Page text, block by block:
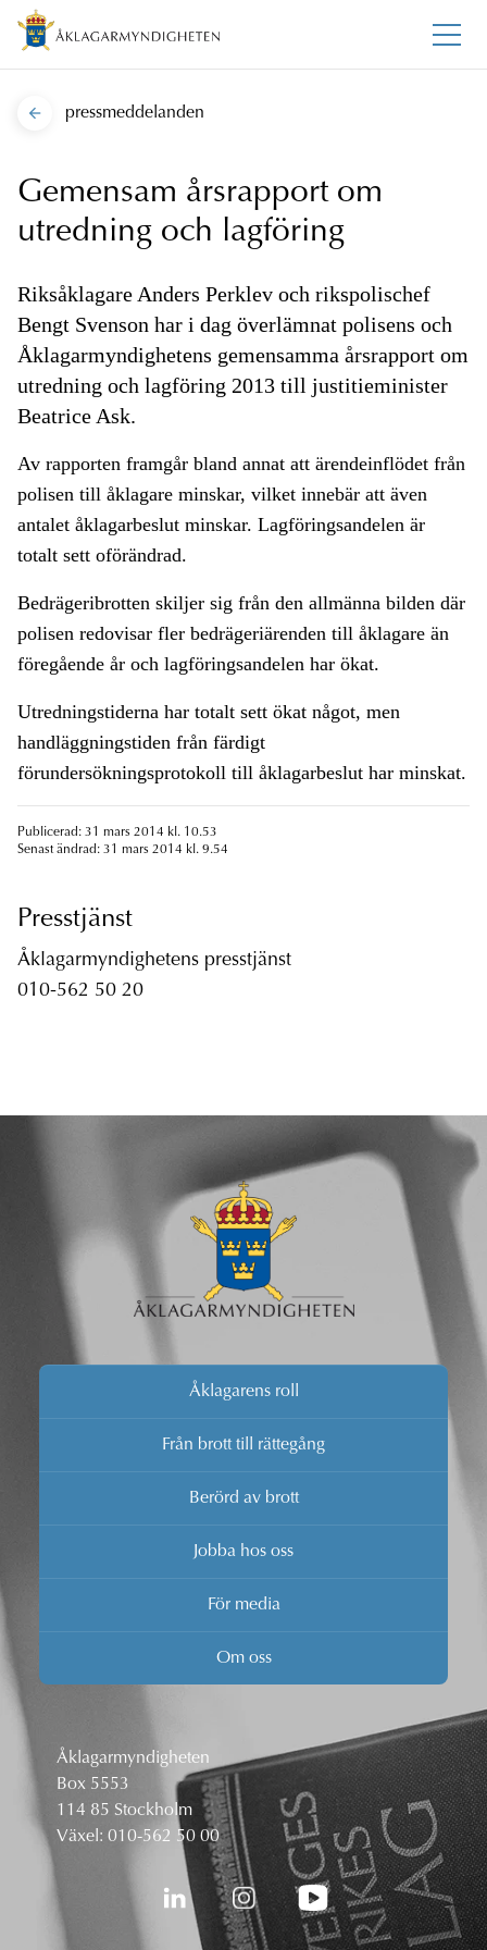
pressmeddelanden
Gemensam årsrapport om
utredning och lagföring
Riksåklagare Anders Perklev och rikspolischef
Bengt Svenson har i dag överlämnat polisens och
Åklagarmyndighetens gemensamma årsrapport om
utredning och lagföring 2013 till justitieminister
Beatrice Ask.
Av rapporten framgår bland annat att ärendeinflödet från
polisen till åklagare minskar, vilket innebär att även
antalet åklagarbeslut minskar. Lagföringsandelen är
totalt sett oförändrad.
Bedrägeribrotten skiljer sig från den allmänna bilden där
polisen redovisar fler bedrägeriärenden till åklagare än
föregående år och lagföringsandelen har ökat.
Utredningstiderna har totalt sett ökat något, men
handläggningstiden från färdigt
förundersökningsprotokoll till åklagarbeslut har minskat.
Publicerad: 31 mars 2014 kl. 10.53
Senast ändrad: 31 mars 2014 kl. 9.54
Presstjänst
Åklagarmyndighetens presstjänst
010-562 50 20
Åklagarens roll
Från brott till rättegång
Berörd av brott
Jobba hos oss
För media
Om oss
Åklagarmyndigheten
Box 5553
114 85 Stockholm
Växel: 010-562 50 00